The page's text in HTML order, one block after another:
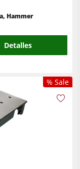
Hammer
Detalles
% Sale